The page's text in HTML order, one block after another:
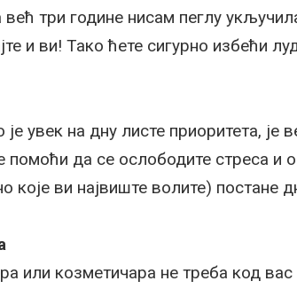
три године нисам пеглу
и ви! Тако ћете сигурно избећи
увек на дну листе приоритета, је
помоћи да се ослободите стреса и
ви највиште волите) постане
или козметичара не треба код вас